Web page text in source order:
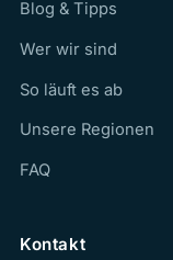
Blog & Tipps
Wer wir sind
So läuft es ab
Unsere Regionen
FAQ
Kontakt